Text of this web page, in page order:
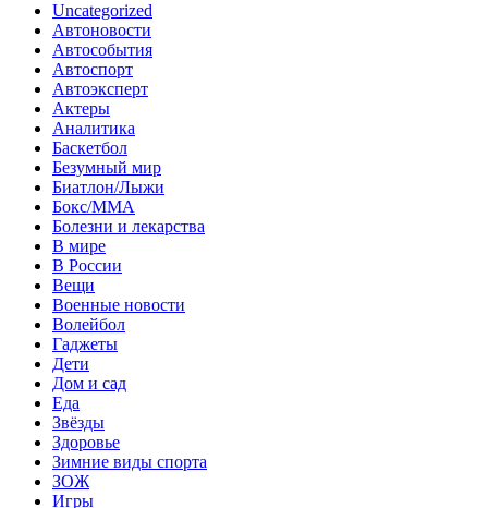
Uncategorized
Автоновости
Автособытия
Автоспорт
Автоэксперт
Актеры
Аналитика
Баскетбол
Безумный мир
Биатлон/Лыжи
Бокс/MMA
Болезни и лекарства
В мире
В России
Вещи
Военные новости
Волейбол
Гаджеты
Дети
Дом и сад
Еда
Звёзды
Здоровье
Зимние виды спорта
ЗОЖ
Игры